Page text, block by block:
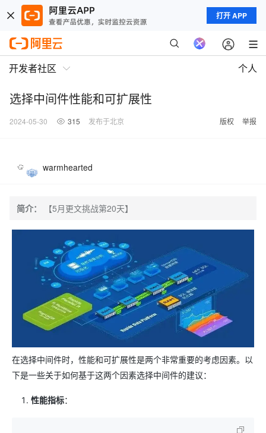
打开 APP
开发者社区 个人
选择中间件性能和可扩展性
2024-05-30 315 发布于北京 版权 举报
warmhearted
简介： 【5月更文挑战第20天】
在选择中间件时，性能和可扩展性是两个非常重要的考虑因素。以
下是一些关于如何基于这两个因素选择中间件的建议：
性能指标：